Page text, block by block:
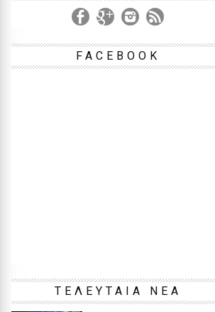
FACEBOOK
ΤΕΛΕΥΤΑΙΑ ΝΕΑ